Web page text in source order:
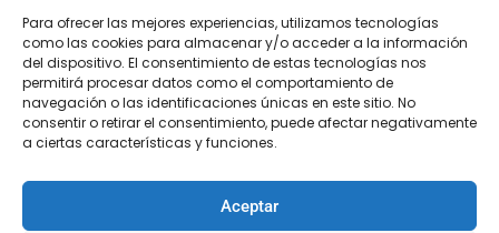
Para ofrecer las mejores experiencias, utilizamos tecnologías
como las cookies para almacenar y/o acceder a la información
del dispositivo. El consentimiento de estas tecnologías nos
permitirá procesar datos como el comportamiento de
navegación o las identificaciones únicas en este sitio. No
consentir o retirar el consentimiento, puede afectar negativamente
a ciertas características y funciones.
Aceptar
Tamaño. 80 mm
Color. negro
toque sofisticado y elegante a tus prendas.